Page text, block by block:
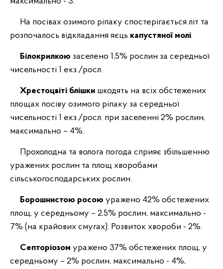
На посівах озимого ріпаку спостерігається літ та
розпочалось відкладання яєць капустяної молі.
Білокрилкою заселено 1,5% рослин за середньої
чисельності 1 екз./росл.
Хрестоцвіті блішки шкодять на всіх обстежених
площах посіву озимого ріпаку за середньої
чисельності 1 екз./росл. при заселенні 2% рослин,
максимально – 4%.
Прохолодна та волога погода сприяє збільшенню
уражених рослин та площ хворобами
сільськогосподарських рослин.
Борошнистою росою уражено 42% обстежених
площ, у середньому – 2,5% рослин, максимально -
7% (на крайових смугах). Розвиток хвороби - 2%.
Септоріозом уражено 37% обстежених площ, у
середньому – 2% рослин, максимально - 4%,